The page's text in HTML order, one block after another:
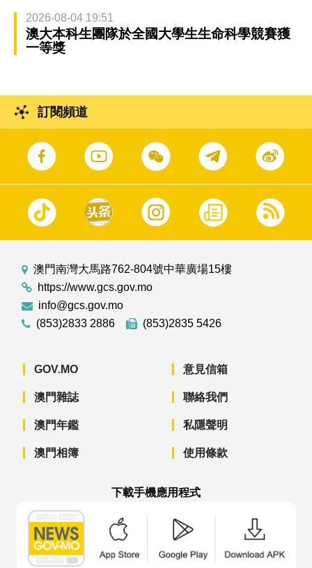
2026-08-04 19:51
澳大本科生團隊於全國大學生生命科學競賽獲
一等獎
訂閱頻道
澳門南灣大馬路762-804號中華廣場15樓
https://www.gcs.gov.mo
info@gcs.gov.mo
(853)2833 2886
(853)2835 5426
GOV.MO
澳門雜誌
澳門年鑑
澳門相簿
意見信箱
聯絡我們
私隱聲明
使用條款
下載手機應用程式